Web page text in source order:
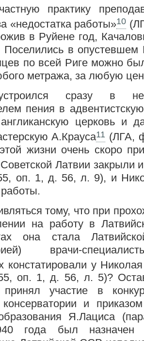
практику
«недостатка работы»10
в Руйене год,
Поселились в
по всей Риге можно
метража, за любую
сразу в
пения в
церковь и
А.Крауса11 (ЛГА,
жизни очень скоро
Латвии закрыли
оп. 1, д. 56, л. 9), и
тому, что при
на работу в
она стала
врачи-
констатировали у
оп. 1, д. 56, л. 5)?
участие в
консерватории и
Я.Лациса
года был